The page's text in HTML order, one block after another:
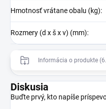
Hmotnosť vrátane obalu (kg):
Rozmery (d x š x v) (mm):
Informácia o produkte
Diskusia
Buďte prvý, kto napíše